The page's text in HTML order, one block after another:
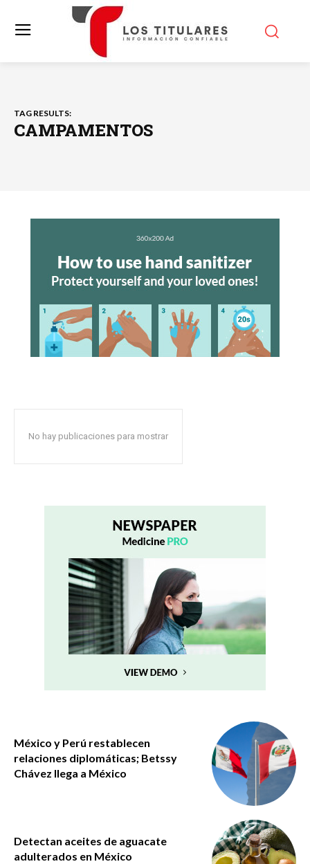
TAG RESULTS:
CAMPAMENTOS
No hay publicaciones para mostrar
México y Perú restablecen
relaciones diplomáticas; Betssy
Chávez llega a México
Detectan aceites de aguacate
adulterados en México